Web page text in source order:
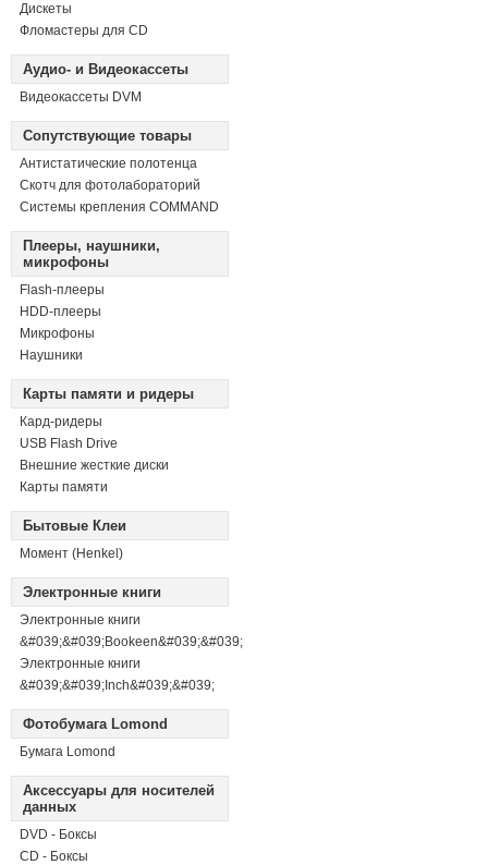
Дискеты
Фломастеры для CD
Аудио- и Видеокассеты
Видеокассеты DVM
Сопутствующие товары
Антистатические полотенца
Скотч для фотолабораторий
Системы крепления COMMAND
Плееры, наушники,
микрофоны
Flash-плееры
HDD-плееры
Микрофоны
Наушники
Карты памяти и ридеры
Кард-ридеры
USB Flash Drive
Внешние жесткие диски
Карты памяти
Бытовые Клеи
Момент (Henkel)
Электронные книги
Электронные книги
&#039;&#039;Bookeen&#039;&#039;
Электронные книги
&#039;&#039;Inch&#039;&#039;
Фотобумага Lomond
Бумага Lomond
Аксессуары для носителей
данных
DVD - Боксы
CD - Боксы